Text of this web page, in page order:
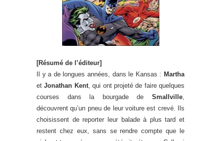
[Résumé de l’éditeur]
Il y a de longues années, dans le Kansas : Martha
etJonathan Kent, qui ont projeté de faire quelques
courses dans la bourgade de Smallville,
découvrent qu’un pneu de leur voiture est crevé. Ils
choisissent de reporter leur balade à plus tard et
restent chez eux, sans se rendre compte que le